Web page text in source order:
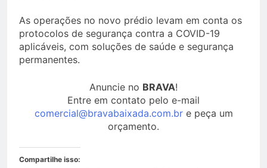
As operações no novo prédio levam em conta os
protocolos de segurança contra a COVID-19
aplicáveis, com soluções de saúde e segurança
permanentes.
Anuncie no BRAVA!
Entre em contato pelo e-mail
comercial@bravabaixada.com.bre peça um
orçamento.
Compartilhe isso: